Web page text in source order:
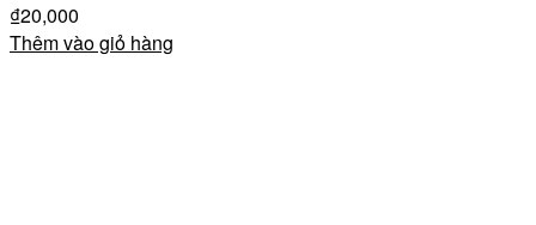
₫20,000
Thêm vào giỏ hàng